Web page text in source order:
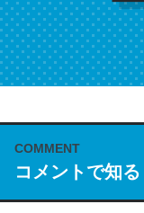
COMMENT
コメントで知る
これは名文。彼は
う。英語少しでも